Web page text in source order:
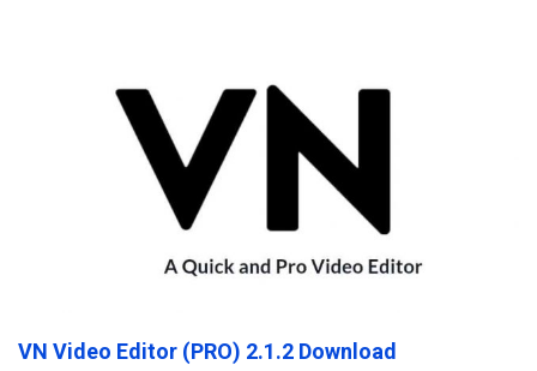
VN Video Editor (PRO) 2.1.2 Download